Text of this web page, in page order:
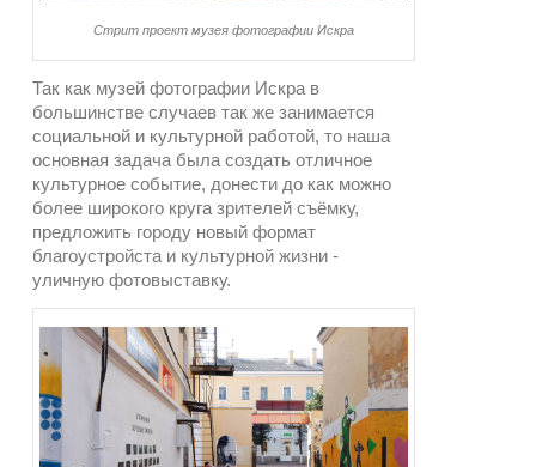
Стрит проект музея фотографии Искра
Так как музей фотографии Искра в
большинстве случаев так же занимается
социальной и культурной работой, то наша
основная задача была создать отличное
культурное событие, донести до как можно
более широкого круга зрителей съёмку,
предложить городу новый формат
благоустройста и культурной жизни -
уличную фотовыставку.